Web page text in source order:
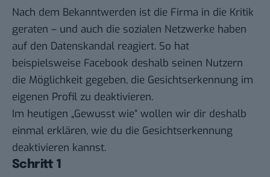
Nach dem Bekanntwerden ist die Firma in die Kritik
geraten – und auch die sozialen Netzwerke haben
auf den Datenskandal reagiert. So hat
beispielsweise Facebook deshalb seinen Nutzern
die Möglichkeit gegeben, die Gesichtserkennung im
eigenen Profil zu deaktivieren.
Im heutigen „Gewusst wie“ wollen wir dir deshalb
einmal erklären, wie du die Gesichtserkennung
deaktivieren kannst.
Schritt 1